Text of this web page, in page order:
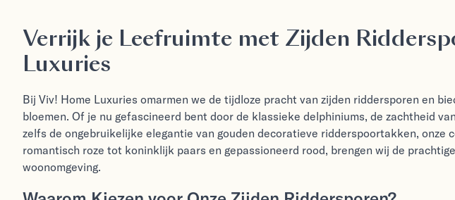
Verrijk je Leefruimte met Zijden
Luxuries
Bij Viv! Home Luxuries omarmen we de tijdloze pracht van zijden riddersporen en
bloemen. Of je nu gefascineerd bent door de klassieke delphiniums, de zachtheid
zelfs de ongebruikelijke elegantie van gouden decoratieve ridderspoortakken, onze
romantisch roze tot koninklijk paars en gepassioneerd rood, brengen wij de
woonomgeving.